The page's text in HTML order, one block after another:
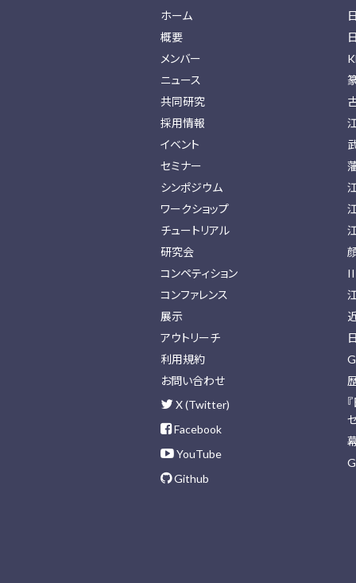
ホーム
概要
メンバー
ニュース
共同研究
採用情報
イベント
セミナー
シンポジウム
ワークショップ
チュートリアル
研究会
コンペティション
コンファレンス
展示
アウトリーチ
利用規約
お問い合わせ
X (Twitter)
Facebook
YouTube
Github